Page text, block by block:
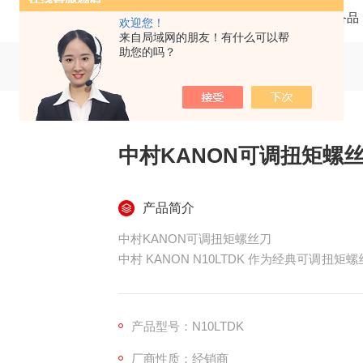
欢迎您！
来自局域网的朋友！有什么可以帮
助您的吗？
当前位置：首页 五金机电 机械备品
中村KANON可调扭矩螺
产品简介
中村KANON可调扭矩螺丝刀
中村 KANON N10LTDK 作为经典可调扭矩
可调扭矩是其核心亮点，扭矩调节范围覆盖
产品型号：N10LTDK
厂商性质：经销商